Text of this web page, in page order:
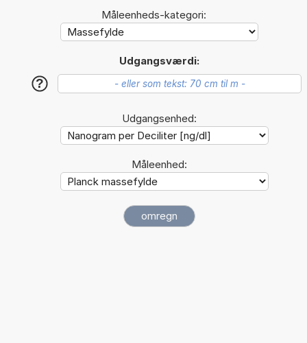
Måleenheds-kategori:
Udgangsværdi:
?
Udgangsenhed:
Måleenhed: